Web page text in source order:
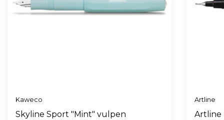
Kaweco
Skyline Sport "Mint" vulpen
Artline
Artline